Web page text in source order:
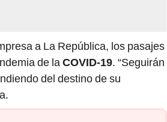
a La República, los pasajes
de laCOVID-19. “Seguirán
del destino de su